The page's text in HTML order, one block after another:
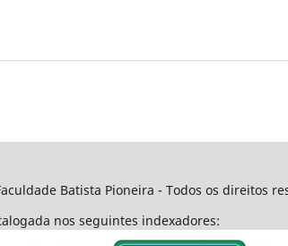
Batista Pioneira - Todos os direitos
nos seguintes indexadores: